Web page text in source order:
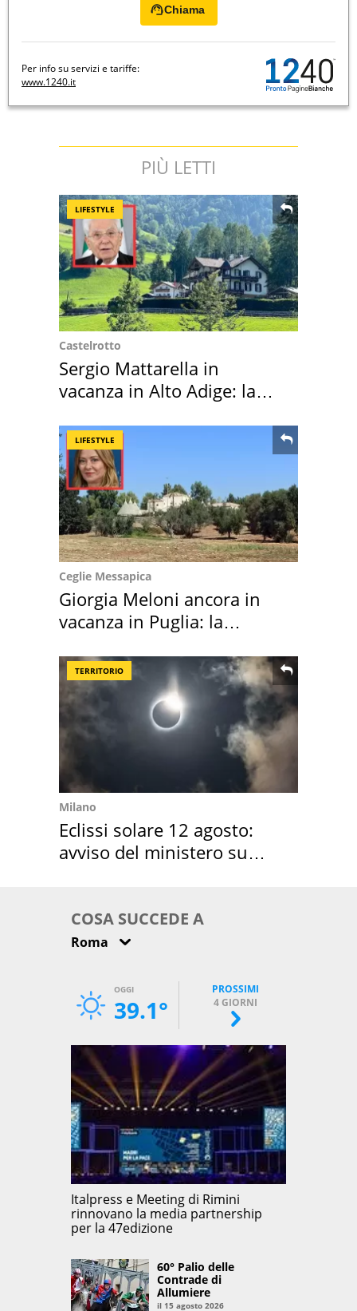
Chiama
Per info su servizi e tariffe:
www.1240.it
PIÙ LETTI
LIFESTYLE
Castelrotto
Sergio Mattarella in
vacanza in Alto Adige: la
LIFESTYLE
Ceglie Messapica
Giorgia Meloni ancora in
vacanza in Puglia: la
TERRITORIO
Milano
Eclissi solare 12 agosto:
avviso del ministero su